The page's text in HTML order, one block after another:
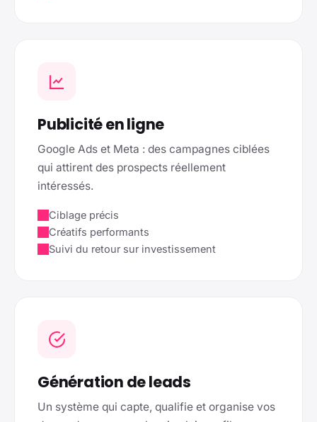
Publicité en ligne
Google Ads et Meta : des campagnes ciblées
qui attirent des prospects réellement
intéressés.
Ciblage précis
Créatifs performants
Suivi du retour sur investissement
Génération de leads
Un système qui capte, qualifie et organise vos